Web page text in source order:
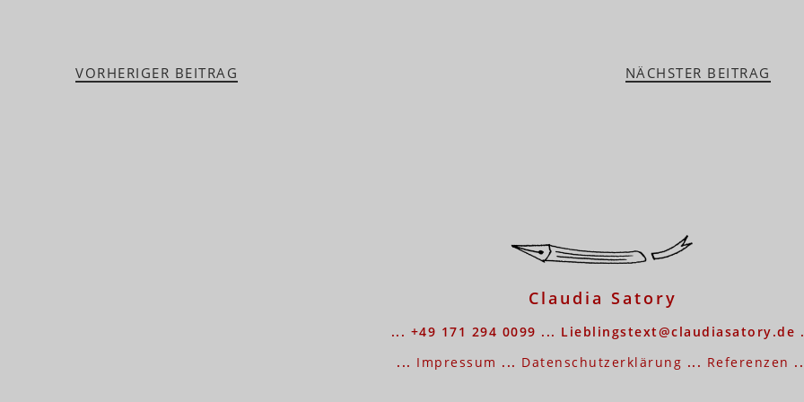
VORHERIGER BEITRAG NÄCHSTER BEITRAG
Claudia Satory
... +49 171 294 0099 ... Lieblingstext@claudiasatory.de
... Impressum ... Datenschutzerklärung ... Referenzen